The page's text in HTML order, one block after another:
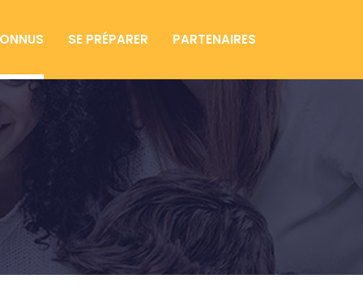
SE PRÉPARER PARTENAIRES